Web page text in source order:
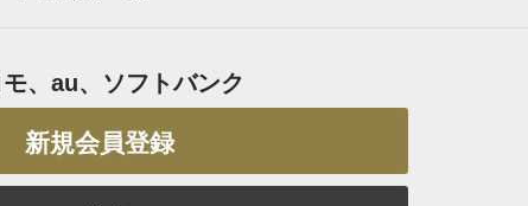
モ、au、ソフトバンク
新規会員登録